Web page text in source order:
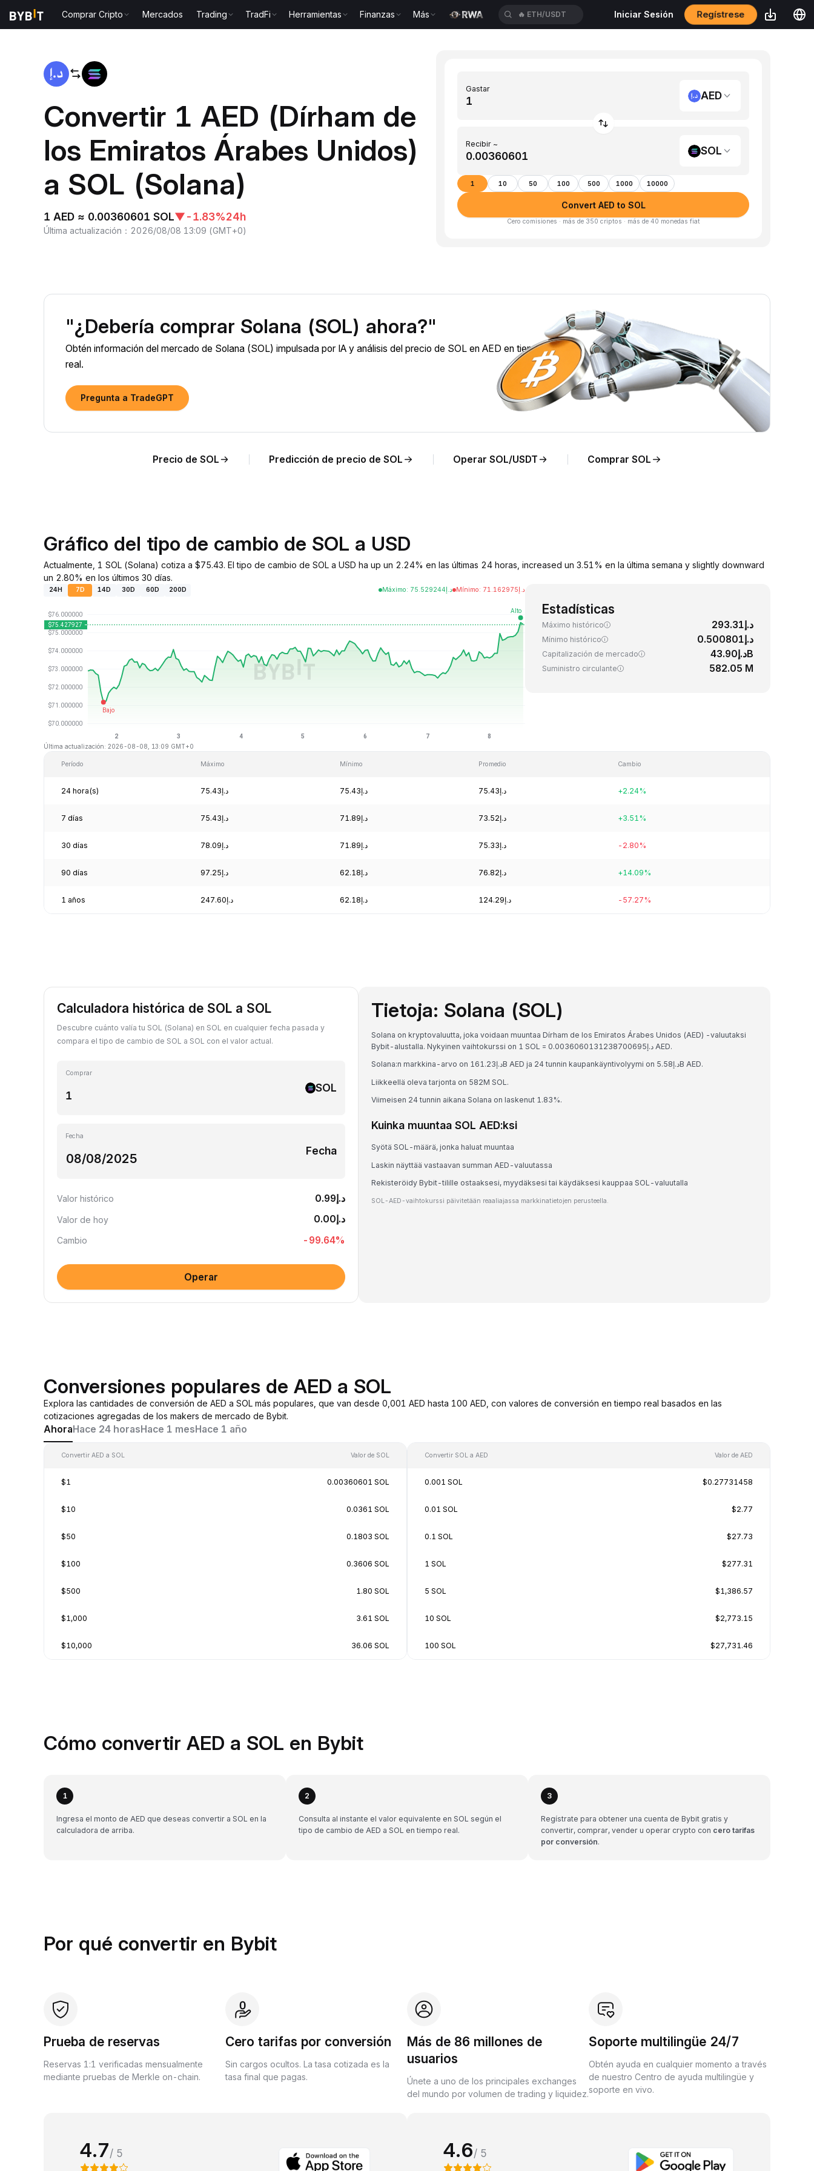
Comprar Cripto Mercados Trading TradFi Herramientas Finanzas Más 🔥 CYSUSDT Iniciar Sesión Regístrese
Convertir 1 AED (Dírham de
los Emiratos Árabes Unidos)
a SOL (Solana)
1 AED ≈ 0.00360601 SOL▼-1.83%24h
Última actualización ： 2026/08/08 13:09 (GMT+0)
Gastar
AED
Recibir ~
SOL
1 10 50 100 500 1000 10000
Convert AED to SOL
Cero comisiones · más de 350 criptos · más de 40 monedas fiat
"¿Debería comprar Solana (SOL) ahora?"
Obtén información del mercado de Solana (SOL) impulsada por IA y análisis del precio de SOL en AED en tiempo
real.
Pregunta a TradeGPT
Precio de SOL Predicción de precio de SOL Operar SOL/USDT Comprar SOL
Gráfico del tipo de cambio de SOL a USD
Actualmente, 1 SOL (Solana) cotiza a $75.43. El tipo de cambio de SOL a USD ha up un 2.24% en las últimas 24 horas, increased un 3.51% en la última semana y slightly downward
un 2.80% en los últimos 30 días.
24H 7D 14D 30D 60D 200D Máximo: د.إ75.529244 Mínimo: د.إ71.162975
Última actualización: 2026-08-08, 13:09 GMT+0
Estadísticas
Máximo histórico د.إ293.31
Mínimo histórico د.إ0.500801
Capitalización de mercado د.إ43.90B
Suministro circulante 582.05 M
Período Máximo Mínimo Promedio Cambio
24 hora(s) د.إ75.43 د.إ75.43 د.إ75.43 +2.24%
7 días د.إ75.43 د.إ71.89 د.إ73.52 +3.51%
30 días د.إ78.09 د.إ71.89 د.إ75.33 -2.80%
90 días د.إ97.25 د.إ62.18 د.إ76.82 +14.09%
1 años د.إ247.60 د.إ62.18 د.إ124.29 -57.27%
Calculadora histórica de SOL a SOL
Descubre cuánto valía tu SOL (Solana) en SOL en cualquier fecha pasada y
compara el tipo de cambio de SOL a SOL con el valor actual.
Comprar
SOL
Fecha
Fecha
Valor histórico د.إ0.99
Valor de hoy د.إ0.00
Cambio -99.64%
Operar
Tietoja: Solana (SOL)
Solana on kryptovaluutta, joka voidaan muuntaa Dírham de los Emiratos Árabes Unidos (AED) -valuutaksi
Bybit-alustalla. Nykyinen vaihtokurssi on 1 SOL = د.إ0.0036060131238700695 AED.
Solana:n markkina-arvo on د.إ161.23B AED ja 24 tunnin kaupankäyntivolyymi on د.إ5.58B AED.
Liikkeellä oleva tarjonta on 582M SOL.
Viimeisen 24 tunnin aikana Solana on laskenut 1.83%.
Kuinka muuntaa SOL AED:ksi
Syötä SOL-määrä, jonka haluat muuntaa
Laskin näyttää vastaavan summan AED-valuutassa
Rekisteröidy Bybit-tilille ostaaksesi, myydäksesi tai käydäksesi kauppaa SOL-valuutalla
SOL-AED-vaihtokurssi päivitetään reaaliajassa markkinatietojen perusteella.
Conversiones populares de AED a SOL
Explora las cantidades de conversión de AED a SOL más populares, que van desde 0,001 AED hasta 100 AED, con valores de conversión en tiempo real basados en las
cotizaciones agregadas de los makers de mercado de Bybit.
AhoraHace 24 horasHace 1 mesHace 1 año
Convertir AED a SOL Valor de SOL
$1 0.00360601 SOL
$10 0.0361 SOL
$50 0.1803 SOL
$100 0.3606 SOL
$500 1.80 SOL
$1,000 3.61 SOL
$10,000 36.06 SOL
Convertir SOL a AED Valor de AED
0.001 SOL $0.27731458
0.01 SOL $2.77
0.1 SOL $27.73
1 SOL $277.31
5 SOL $1,386.57
10 SOL $2,773.15
100 SOL $27,731.46
Cómo convertir AED a SOL en Bybit
1
Ingresa el monto de AED que deseas convertir a SOL en la
calculadora de arriba.
2
Consulta al instante el valor equivalente en SOL según el
tipo de cambio de AED a SOL en tiempo real.
3
Regístrate para obtener una cuenta de Bybit gratis y
convertir, comprar, vender u operar crypto con cero tarifas
por conversión.
Por qué convertir en Bybit
Prueba de reservas
Reservas 1:1 verificadas mensualmente
mediante pruebas de Merkle on-chain.
Cero tarifas por conversión
Sin cargos ocultos. La tasa cotizada es la
tasa final que pagas.
Más de 86 millones de
usuarios
Únete a uno de los principales exchanges
del mundo por volumen de trading y liquidez.
Soporte multilingüe 24/7
Obtén ayuda en cualquier momento a través
de nuestro Centro de ayuda multilingüe y
soporte en vivo.
4.7/ 5 4.6/ 5